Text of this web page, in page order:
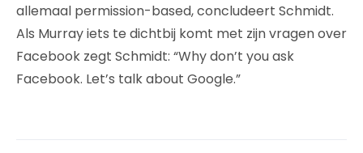
allemaal permission-based, concludeert Schmidt.
Als Murray iets te dichtbij komt met zijn vragen over
Facebook zegt Schmidt: “Why don’t you ask
Facebook. Let’s talk about Google.”